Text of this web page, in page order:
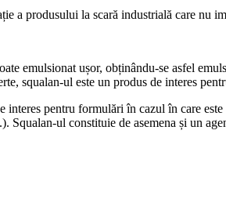
a produsului la scară industrială care nu
emulsionat ușor, obținându-se asfel
squalan-ul este un produs de interes
pentru formulări în cazul în care
ul constituie de asemena și un